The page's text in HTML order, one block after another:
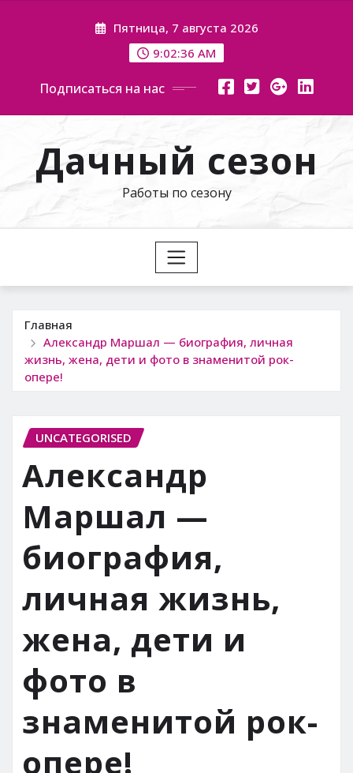
Пятница, 7 августа 2026
9:02:37 AM
Подписаться на нас
Дачный сезон
Работы по сезону
Главная
Александр Маршал — биография, личная
жизнь, жена, дети и фото в знаменитой рок-
опере!
UNCATEGORISED
Александр
Маршал —
биография,
личная жизнь,
жена, дети и
фото в
знаменитой рок-
опере!